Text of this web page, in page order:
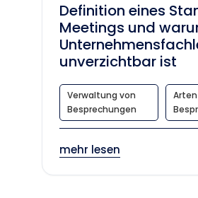
Definition eines
Meetings und
unverzichtbar ist
Verwaltung von
Besprechungen
mehr lesen